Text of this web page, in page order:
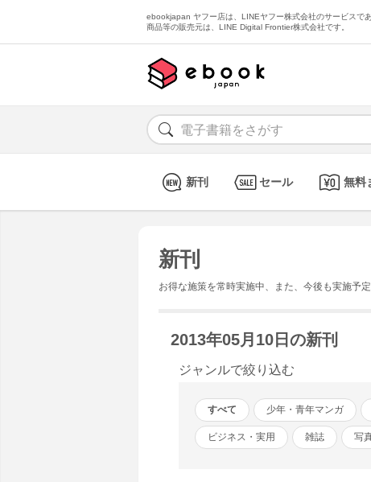
ebookjapan ヤフー店は、LINEヤフー株式会社のサービスで
商品等の販売元は、LINE Digital Frontier株式会社です。
新刊 セール 無料
新刊
お得な施策を常時実施中、また、今後も実施予定
2013年05月10日の新刊
ジャンルで絞り込む
すべて 少年・青年マンガ
ビジネス・実用 雑誌 写